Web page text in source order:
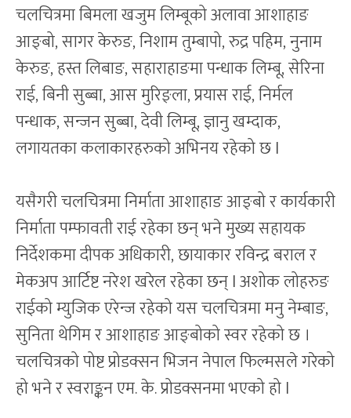
चलचित्रमा बिमला खजुम लिम्बूको अलावा आशाहाङ
आङ्बो, सागर केरुङ, निशाम तुम्बापो, रुद्र पहिम, नुनाम
केरुङ, हस्त लिबाङ, सहाराहाङमा पन्धाक लिम्बू, सेरिना
राई, बिनी सुब्बा, आस मुरिङ्ला, प्रयास राई, निर्मल
पन्धाक, सन्जन सुब्बा, देवी लिम्बू, ज्ञानु खम्दाक,
लगायतका कलाकारहरुको अभिनय रहेको छ l
यसैगरी चलचित्रमा निर्माता आशाहाङ आङ्बो र कार्यकारी
निर्माता पम्फावती राई रहेका छन् भने मुख्य सहायक
निर्देशकमा दीपक अधिकारी, छायाकार रविन्द्र बराल र
मेकअप आर्टिष्ट नरेश खरेल रहेका छन् l अशोक लोहरुङ
राईको म्युजिक एरेन्ज रहेको यस चलचित्रमा मनु नेम्बाङ,
सुनिता थेगिम र आशाहाङ आङ्बोको स्वर रहेको छ ।
चलचित्रको पोष्ट प्रोडक्सन भिजन नेपाल फिल्मसले गरेको
हो भने र स्वराङ्कन एम. के. प्रोडक्सनमा भएको हो l